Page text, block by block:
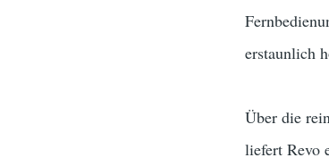
erstaunlich
Über die
liefert Revo